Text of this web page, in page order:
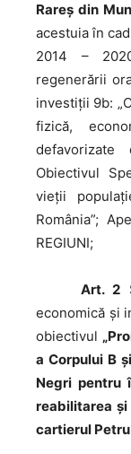
Rareş din
acestuia în
2014 –
regenerării
investiții 9b:
fizică,
Obiectivul
vieţii
România”;
REGIUNI;
Art. 2
economică şi
obiectivul
a Corpului B
Negri pentru
reabilitarea
cartierul Petru